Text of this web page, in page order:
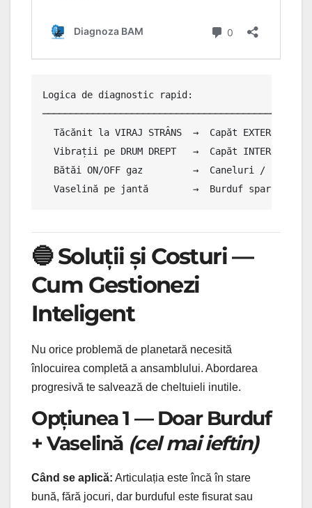
Logica de diagnostic rapid:
  Tăcănit la VIRAJ STRÂNS  →  Capăt EXTERN uzat
Vibrații pe DRUM DREPT   →  Capăt INTERN /
Bătăi ON/OFF gaz         →  Caneluri / joc
Vaselină pe jantă        →  Burduf spart →
🔵 Soluții și Costuri —
Cum Gestionezi
Inteligent
Nu orice problemă de planetară necesită
înlocuirea completă a ansamblului. Abordarea
progresivă te salvează de cheltuieli inutile.
Opțiunea 1 — Doar Burduf
+ Vaselină (cel mai ieftin)
Când se aplică: Articulația este încă în stare
bună, fără jocuri, dar burduful este fisurat sau